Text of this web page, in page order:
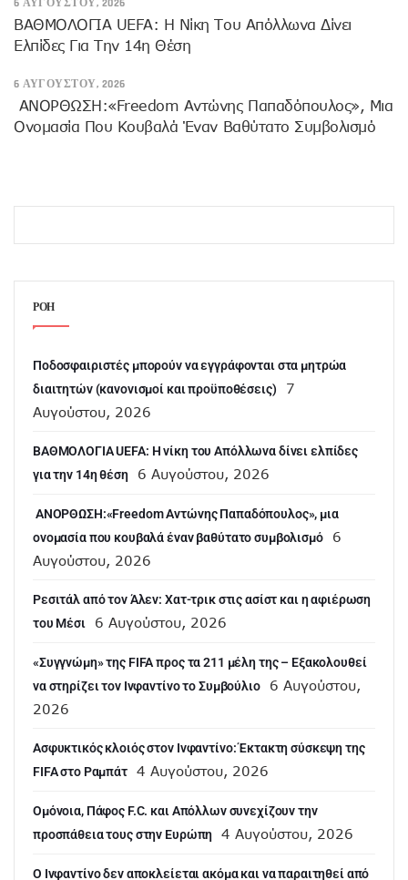
6 ΑΥΓΟΎΣΤΟΥ, 2026
ΒΑΘΜΟΛΟΓΙΑ UEFA: Η Νίκη Του Απόλλωνα Δίνει
Ελπίδες Για Την 14η Θέση
6 ΑΥΓΟΎΣΤΟΥ, 2026
ANOΡΘΩΣΗ:«Freedom Αντώνης Παπαδόπουλος», Μια
Ονομασία Που Κουβαλά Έναν Βαθύτατο Συμβολισμό
ΡΟΗ
Ποδοσφαιριστές μπορούν να εγγράφονται στα μητρώα
διαιτητών (κανονισμοί και προϋποθέσεις)
7
Αυγούστου, 2026
ΒΑΘΜΟΛΟΓΙΑ UEFA: Η νίκη του Απόλλωνα δίνει ελπίδες
για την 14η θέση
6 Αυγούστου, 2026
ANOΡΘΩΣΗ:«Freedom Αντώνης Παπαδόπουλος», μια
ονομασία που κουβαλά έναν βαθύτατο συμβολισμό
6
Αυγούστου, 2026
Ρεσιτάλ από τον Άλεν: Χατ-τρικ στις ασίστ και η αφιέρωση
του Μέσι
6 Αυγούστου, 2026
«Συγγνώμη» της FIFA προς τα 211 μέλη της – Εξακολουθεί
να στηρίζει τον Ινφαντίνο το Συμβούλιο
6 Αυγούστου,
2026
Ασφυκτικός κλοιός στον Ινφαντίνο: Έκτακτη σύσκεψη της
FIFA στο Ραμπάτ
4 Αυγούστου, 2026
Ομόνοια, Πάφος F.C. και Απόλλων συνεχίζουν την
προσπάθεια τους στην Ευρώπη
4 Αυγούστου, 2026
Ο Ινφαντίνο δεν αποκλείεται ακόμα και να παραιτηθεί από